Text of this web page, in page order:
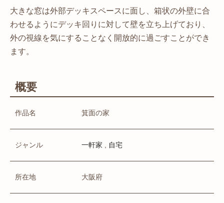
大きな窓は外部デッキスペースに面し、箱状の外壁に合
わせるようにデッキ回りに対して壁を立ち上げており、
外の視線を気にすることなく開放的に過ごすことができ
ます。
概要
作品名 箕面の家
ジャンル 一軒家 自宅
所在地 大阪府